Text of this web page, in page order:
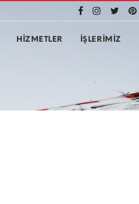
HİZMETLER İŞLERİMİZ